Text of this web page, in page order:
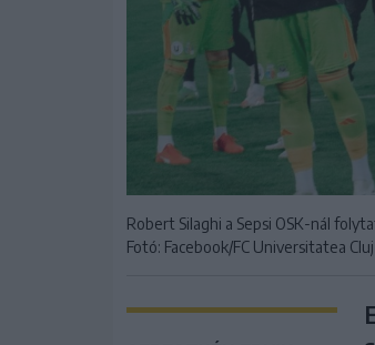
Robert Silaghi a Sepsi OSK-nál
Fotó: Facebook/FC Universitatea Cluj